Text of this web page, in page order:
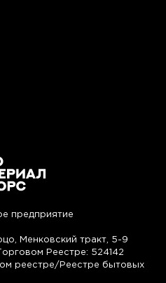
предприятие
Менковский тракт, 5-9
Реестре: 524142
реестре/Реестре бытовых